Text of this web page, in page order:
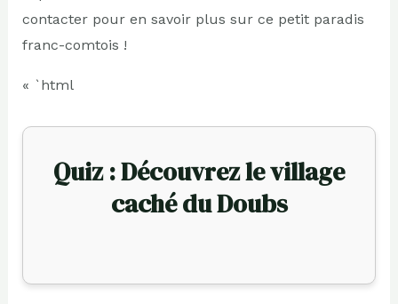
contacter pour en savoir plus sur ce petit paradis
franc-comtois !
« `html
Quiz : Découvrez le village
caché du Doubs